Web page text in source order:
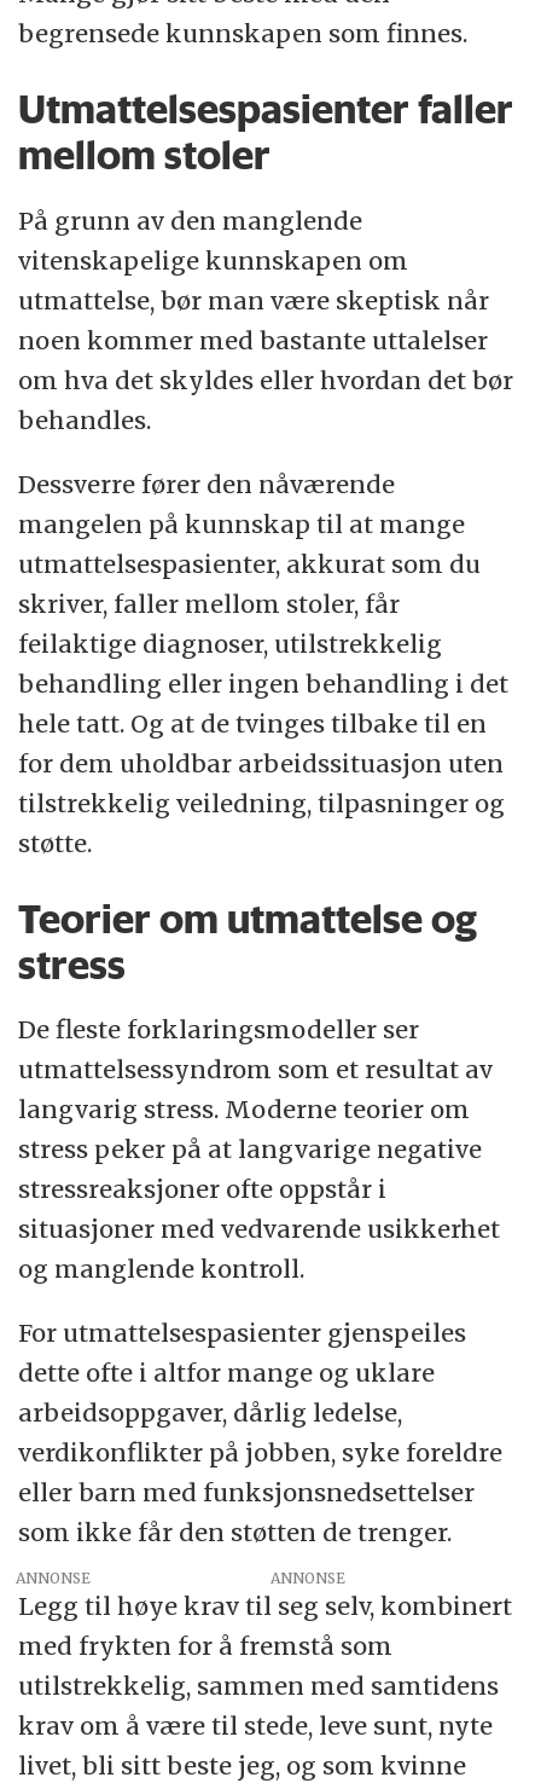
begrensede kunnskapen som finnes.
Utmattelsespasienter faller
mellom stoler
På grunn av den manglende
vitenskapelige kunnskapen om
utmattelse, bør man være skeptisk når
noen kommer med bastante uttalelser
om hva det skyldes eller hvordan det bør
behandles.
Dessverre fører den nåværende
mangelen på kunnskap til at mange
utmattelsespasienter, akkurat som du
skriver, faller mellom stoler, får
feilaktige diagnoser, utilstrekkelig
behandling eller ingen behandling i det
hele tatt. Og at de tvinges tilbake til en
for dem uholdbar arbeidssituasjon uten
tilstrekkelig veiledning, tilpasninger og
støtte.
Teorier om utmattelse og
stress
De fleste forklaringsmodeller ser
utmattelsessyndrom som et resultat av
langvarig stress. Moderne teorier om
stress peker på at langvarige negative
stressreaksjoner ofte oppstår i
situasjoner med vedvarende usikkerhet
og manglende kontroll.
For utmattelsespasienter gjenspeiles
dette ofte i altfor mange og uklare
arbeidsoppgaver, dårlig ledelse,
verdikonflikter på jobben, syke foreldre
eller barn med funksjonsnedsettelser
som ikke får den støtten de trenger.
ANNONSE
Legg til høye krav til seg selv, kombinert
med frykten for å fremstå som
utilstrekkelig, sammen med samtidens
krav om å være til stede, leve sunt, nyte
livet, bli sitt beste jeg, og som kvinne